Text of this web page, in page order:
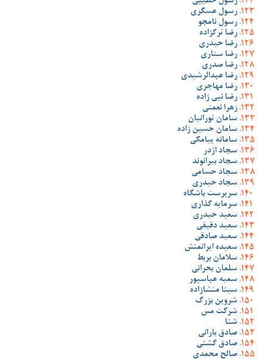
رسول عسگری
رسول نامجو
رضا ترکزاده
رضا حیدری
رضا ستاری
رضا صدری
رضا عبدالرشیدی
رضا مهاجری
رضا نبی زاده
زهرا نعمتی
سامان تورانیان
سامان حسین زاده
سامانه پیامکی
سجاد اژدر
سجاد بیرانوند
سجاد حسامی
سجاد حیدری
سرپرست باشگاه
سرمایه گذاری
سعید حیدری
سعید دقیقی
سعید صادقی
سعیده ایرانمنش
سلامان بربط
سلمان بحرانی
سمیه عباسپور
سینا منشازاده
شروین بزرگ
شرکت مس
شنا
صادق بارانی
صادق گشنی
صالح محمدی